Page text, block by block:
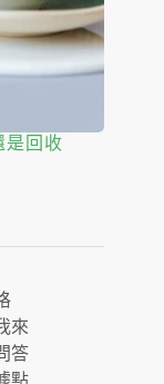
是回收
來
答
點